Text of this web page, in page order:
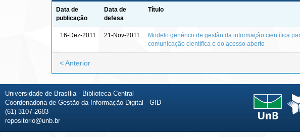
Data de
publicação
Data de
defesa
Título
16-Dez-2011 21-Nov-2011
Modelo genérico de gestão da informação científica
comunicação científica e do acesso aberto
< Anterior
Universidade de Brasília - Biblioteca Central
Coordenadoria de Gestão da Informação Digital - GID
(61) 3107-2683
repositorio@unb.br